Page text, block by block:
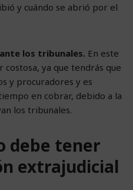
y cuándo se abrió por el
los tribunales. En este
costosa, ya que tendrás que
y procuradores y es
en cobrar, debido a la
los tribunales.
debe tener
extrajudicial